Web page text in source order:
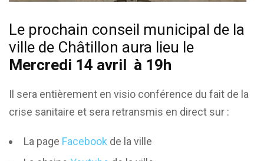
Le prochain conseil municipal de la
ville de Châtillon aura lieu le
Mercredi 14 avril à 19h
Il sera entièrement en visio conférence du fait de la
crise sanitaire et sera retransmis en direct sur :
La page Facebook de la ville